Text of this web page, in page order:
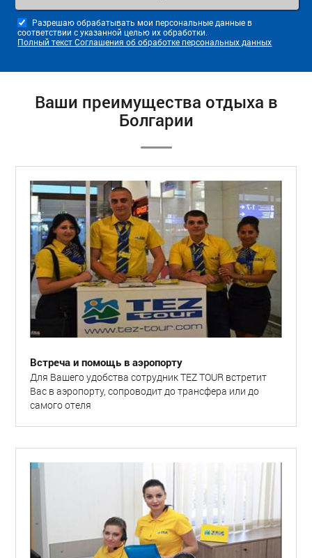
Разрешаю обрабатывать мои персональные данные в
соответствии с указанной целью их обработки.
Полный текст Соглашения об обработке персональных данных
Ваши преимущества отдыха в
Болгарии
Встреча и помощь в аэропорту
Для Вашего удобства сотрудник TEZ TOUR встретит
Вас в аэропорту, сопроводит до трансфера или до
самого отеля